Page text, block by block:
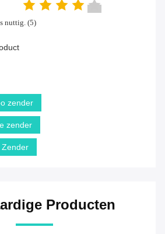
nuttig. (5)
zender
zender
Zender
Producten